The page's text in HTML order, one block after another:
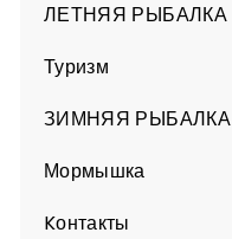
ЛЕТНЯЯ РЫБАЛКА
Разверните
подменю
Туризм
Разверните
подменю
ЗИМНЯЯ РЫБАЛКА
Разверните
подменю
Мормышка
Разверните
подменю
Kонтакты